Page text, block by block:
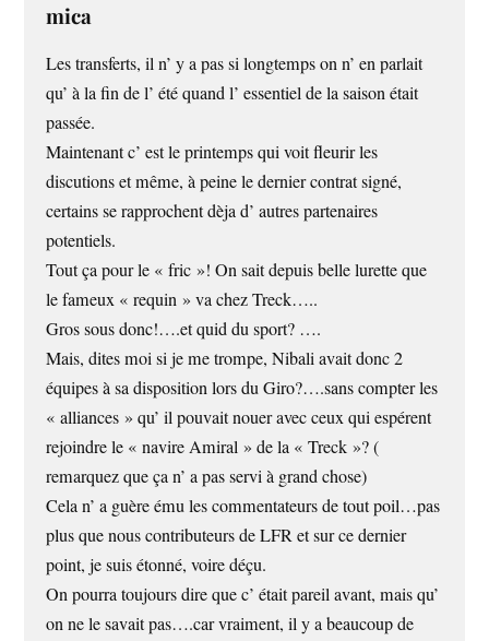
mica
Les transferts, il n’ y a pas si longtemps on n’ en parlait
qu’ à la fin de l’ été quand l’ essentiel de la saison était
passée.
Maintenant c’ est le printemps qui voit fleurir les
discutions et même, à peine le dernier contrat signé,
certains se rapprochent dèja d’ autres partenaires
potentiels.
Tout ça pour le « fric »! On sait depuis belle lurette que
le fameux « requin » va chez Treck…..
Gros sous donc!….et quid du sport? ….
Mais, dites moi si je me trompe, Nibali avait donc 2
équipes à sa disposition lors du Giro?….sans compter les
« alliances » qu’ il pouvait nouer avec ceux qui espérent
rejoindre le « navire Amiral » de la « Treck »? (
remarquez que ça n’ a pas servi à grand chose)
Cela n’ a guère ému les commentateurs de tout poil…pas
plus que nous contributeurs de LFR et sur ce dernier
point, je suis étonné, voire déçu.
On pourra toujours dire que c’ était pareil avant, mais qu’
on ne le savait pas….car vraiment, il y a beaucoup de